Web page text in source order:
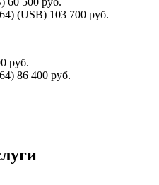
(USB) 103 700 руб.
руб.
86 400 руб.